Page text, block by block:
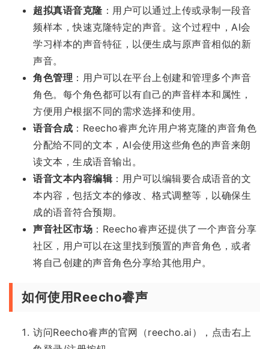
超拟真语音克隆 ：用户可以通过上传或录制一段音
频样本，快速克隆特定的声音。这个过程中，AI会
学习样本的声音特征，以便生成与原声音相似的新
声音。
角色管理 ：用户可以在平台上创建和管理多个声音
角色。每个角色都可以有自己的声音样本和属性，
方便用户根据不同的需求选择和使用。
语音合成 ：Reecho睿声允许用户将克隆的声音角色
分配给不同的文本，AI会使用这些角色的声音来朗
读文本，生成语音输出。
语音文本内容编辑：用户可以编辑要合成语音的文
本内容，包括文本的修改、格式调整等，以确保生
成的语音符合预期。
声音社区市场 ：Reecho睿声还提供了一个声音分享
社区，用户可以在这里找到预置的声音角色，或者
将自己创建的声音角色分享给其他用户。
如何使用Reecho睿声
访问Reecho睿声的官网（reecho.ai），点击右上